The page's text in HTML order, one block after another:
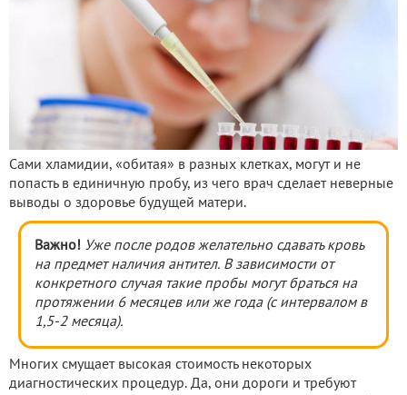
Сами хламидии, «обитая» в разных клетках, могут и не
попасть в единичную пробу, из чего врач сделает неверные
выводы о здоровье будущей матери.
Важно! Уже после родов желательно сдавать кровь
на предмет наличия антител. В зависимости от
конкретного случая такие пробы могут браться на
протяжении 6 месяцев или же года (с интервалом в
1,5-2 месяца).
Многих смущает высокая стоимость некоторых
диагностических процедур. Да, они дороги и требуют